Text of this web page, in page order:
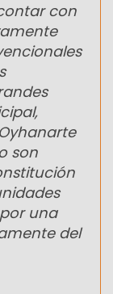
con
son
una
del